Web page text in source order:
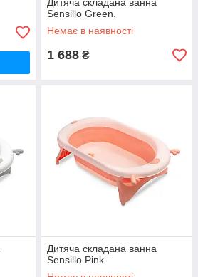
Sensillo Green.
Немає в наявності
1 688 ₴
Дитяча складана ванна
Sensillo Pink.